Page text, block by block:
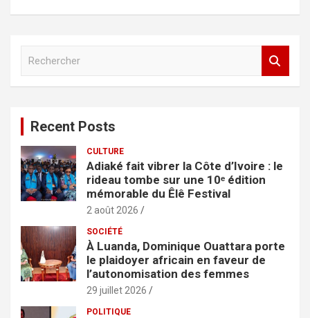
c
h
e
r
Recent Posts
CULTURE
Adiaké fait vibrer la Côte d’Ivoire : le
rideau tombe sur une 10ᵉ édition
mémorable du Êlê Festival
2 août 2026
SOCIÉTÉ
À Luanda, Dominique Ouattara porte
le plaidoyer africain en faveur de
l’autonomisation des femmes
29 juillet 2026
POLITIQUE